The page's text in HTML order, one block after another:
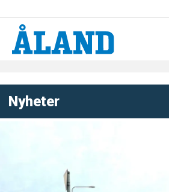
Nyheter